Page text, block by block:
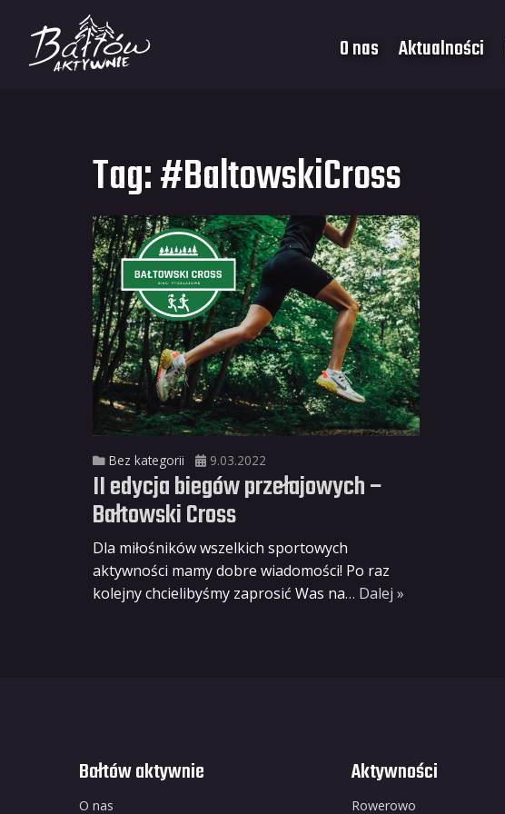
O nas Aktualności
Tag:#BaltowskiCross
Bez kategorii 9.03.2022
II edycja biegów przełajowych –
Bałtowski Cross
Dla miłośników wszelkich sportowych
aktywności mamy dobre wiadomości! Po raz
kolejny chcielibyśmy zaprosić Was na… Dalej »
Bałtów aktywnie
O nas
Aktywności
Rowerowo